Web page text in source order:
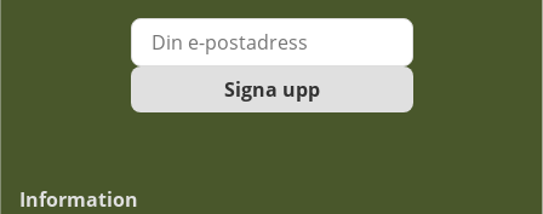
Signa upp
Information